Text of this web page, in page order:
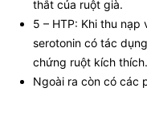
thắt của ruột già.
5 – HTP: Khi thu nạp
serotonin có tác
chứng ruột kích thích.
Ngoài ra còn có các